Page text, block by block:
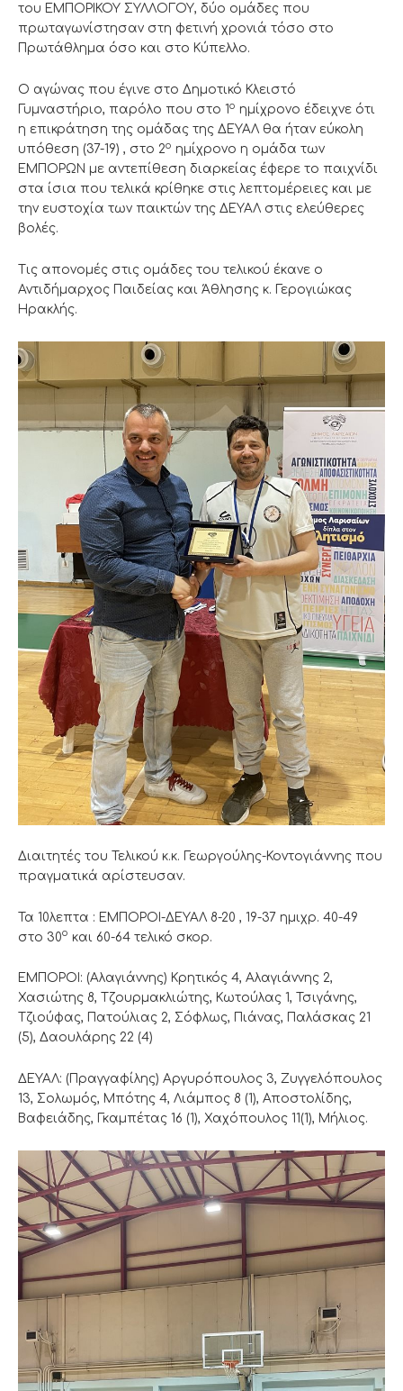
του ΕΜΠΟΡΙΚΟΥ ΣΥΛΛΟΓΟΥ, δύο ομάδες που
πρωταγωνίστησαν στη φετινή χρονιά τόσο στο
Πρωτάθλημα όσο και στο Κύπελλο.
Ο αγώνας που έγινε στο Δημοτικό Κλειστό
Γυμναστήριο, παρόλο που στο 1ο ημίχρονο έδειχνε ότι
η επικράτηση της ομάδας της ΔΕΥΑΛ θα ήταν εύκολη
υπόθεση (37-19) , στο 2ο ημίχρονο η ομάδα των
ΕΜΠΟΡΩΝ με αντεπίθεση διαρκείας έφερε το παιχνίδι
στα ίσια που τελικά κρίθηκε στις λεπτομέρειες και με
την ευστοχία των παικτών της ΔΕΥΑΛ στις ελεύθερες
βολές.
Τις απονομές στις ομάδες του τελικού έκανε ο
Αντιδήμαρχος Παιδείας και Άθλησης κ. Γερογιώκας
Ηρακλής.
Διαιτητές του Τελικού κ.κ. Γεωργούλης-Κοντογιάννης που
πραγματικά αρίστευσαν.
Τα 10λεπτα : ΕΜΠΟΡΟΙ-ΔΕΥΑΛ 8-20 , 19-37 ημιχρ. 40-49
στο 30ο και 60-64 τελικό σκορ.
ΕΜΠΟΡΟΙ: (Αλαγιάννης) Κρητικός 4, Αλαγιάννης 2,
Χασιώτης 8, Τζουρμακλιώτης, Κωτούλας 1, Τσιγάνης,
Τζιούφας, Πατούλιας 2, Σόφλως, Πιάνας, Παλάσκας 21
(5), Δαουλάρης 22 (4)
ΔΕΥΑΛ: (Πραγγαφίλης) Αργυρόπουλος 3, Ζυγγελόπουλος
13, Σολωμός, Μπότης 4, Λιάμπος 8 (1), Αποστολίδης,
Βαφειάδης, Γκαμπέτας 16 (1), Χαχόπουλος 11(1), Μήλιος.